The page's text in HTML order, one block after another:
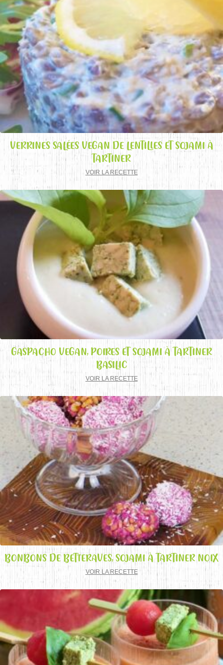
VERRINES SALÉES VEGAN DE LENTILLES ET SOJAMI À
TARTINER
VOIR LA RECETTE
GASPACHO VEGAN, POIRES ET SOJAMI À TARTINER
BASILIC
VOIR LA RECETTE
BONBONS DE BETTERAVES, SOJAMI À TARTINER NOIX
VOIR LA RECETTE